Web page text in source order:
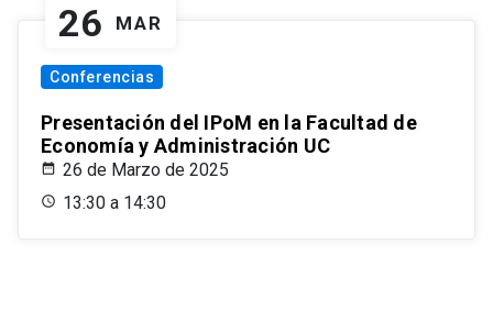
26 MAR
Conferencias
Presentación del IPoM en la Facultad de
Economía y Administración UC
26 de Marzo de 2025
13:30 a 14:30